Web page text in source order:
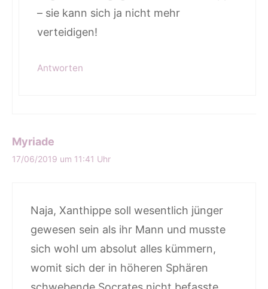
– sie kann sich ja nicht mehr
verteidigen!
Antworten
Myriade
17/06/2019 um 11:41 Uhr
Naja, Xanthippe soll wesentlich jünger
gewesen sein als ihr Mann und musste
sich wohl um absolut alles kümmern,
womit sich der in höheren Sphären